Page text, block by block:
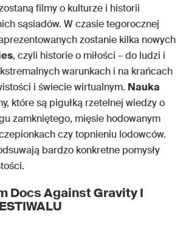
filmy o kulturze i historii
sąsiadów. W czasie tegorocznej
zostanie kilka nowych
, czyli historie o miłości – do ludzi i
warunkach i na krańcach
i świecie wirtualnym. Nauka
które są pigułką rzetelnej wiedzy o
zamkniętego, mięsie hodowanym
czy topnieniu lodowców.
bardzo konkretne pomysły
Docs Against Gravity I